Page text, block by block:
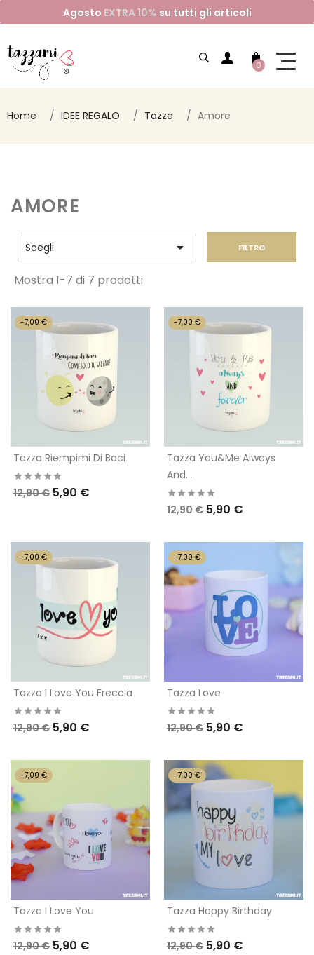
Agosto EXTRA 10% su tutti gli articoli
0
Home IDEE REGALO Tazze Amore
AMORE
Scegli  FILTRO
Mostra 1-7 di 7 prodotti
Tazza Riempimi Di Baci
12,90 € 5,90 €
-7,00 €
Tazza You&Me Always
And...
12,90 € 5,90 €
-7,00 €
Tazza I Love You Freccia
12,90 € 5,90 €
-7,00 €
Tazza Love
12,90 € 5,90 €
-7,00 €
Tazza I Love You
12,90 € 5,90 €
-7,00 €
Tazza Happy Birthday
12,90 € 5,90 €
-7,00 €